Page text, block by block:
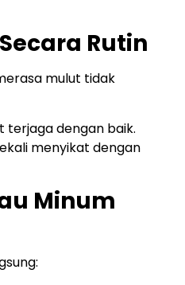
Rutin
mulut tidak
terjaga dengan baik.
menyikat dengan
Minum